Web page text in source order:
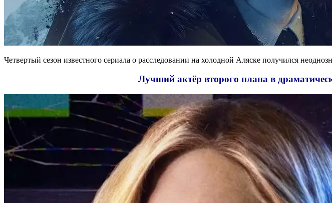
Четвертый сезон известного сериала о расследовании на холодной Аляске получился
Лучший актёр второго плана в